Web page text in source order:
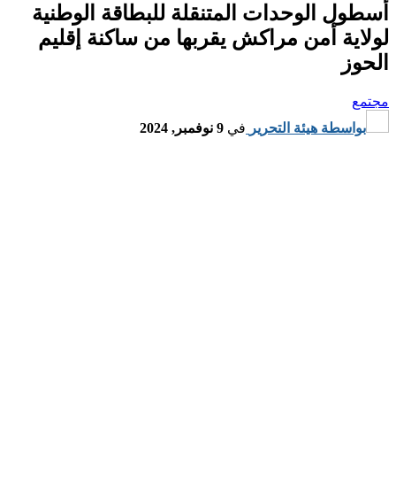
أسطول الوحدات المتنقلة للبطاقة الوطنية
لولاية أمن مراكش يقربها من ساكنة إقليم
الحوز
مجتمع
بواسطة هيئة التحرير في 9 نوفمبر, 2024